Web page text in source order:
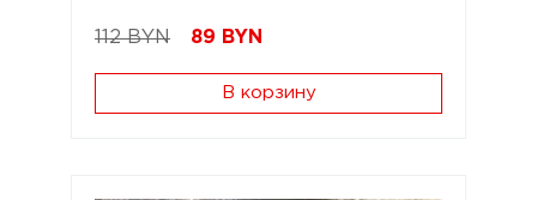
112 BYN 89 BYN
В корзину